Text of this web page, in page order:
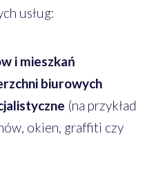
usług:
i mieszkań
biurowych
(na przykład
okien, graffiti czy